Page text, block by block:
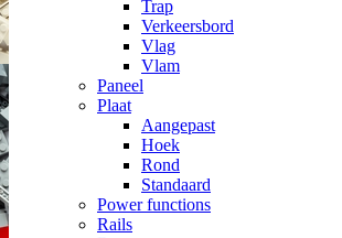
Trap
Verkeersbord
Vlag
Vlam
Paneel
Plaat
Aangepast
Hoek
Rond
Standaard
Power functions
Rails